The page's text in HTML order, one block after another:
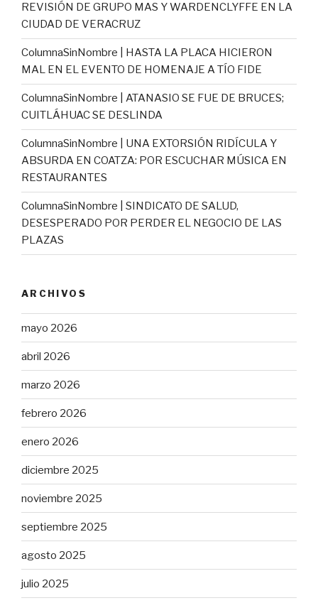
REVISIÓN DE GRUPO MAS Y WARDENCLYFFE EN LA
CIUDAD DE VERACRUZ
ColumnaSinNombre | HASTA LA PLACA HICIERON
MAL EN EL EVENTO DE HOMENAJE A TÍO FIDE
ColumnaSinNombre | ATANASIO SE FUE DE BRUCES;
CUITLÁHUAC SE DESLINDA
ColumnaSinNombre | UNA EXTORSIÓN RIDÍCULA Y
ABSURDA EN COATZA: POR ESCUCHAR MÚSICA EN
RESTAURANTES
ColumnaSinNombre | SINDICATO DE SALUD,
DESESPERADO POR PERDER EL NEGOCIO DE LAS
PLAZAS
ARCHIVOS
mayo 2026
abril 2026
marzo 2026
febrero 2026
enero 2026
diciembre 2025
noviembre 2025
septiembre 2025
agosto 2025
julio 2025